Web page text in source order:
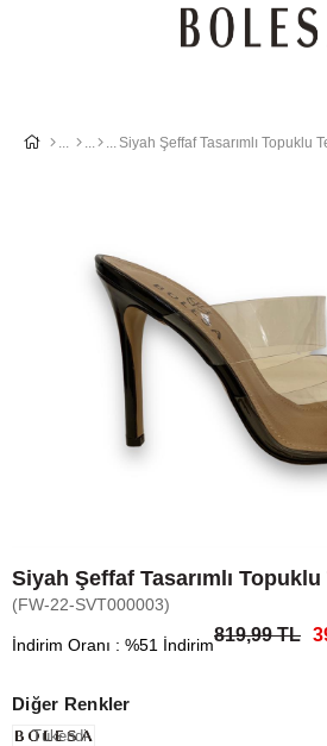
Siyah Şeffaf Tasarımlı Topuklu
Siyah Şeffaf Tasarımlı
(FW-22-SVT000003)
İndirim Oranı : %51 İndirim819,99 TL
Diğer Renkler
Tükendi